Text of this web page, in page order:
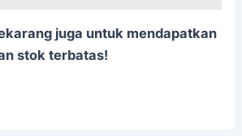
juga untuk mendapatkan
stok terbatas!